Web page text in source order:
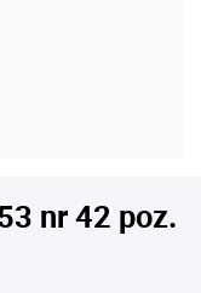
nr 42 poz.